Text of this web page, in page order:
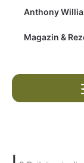
Anthony
Magazin &